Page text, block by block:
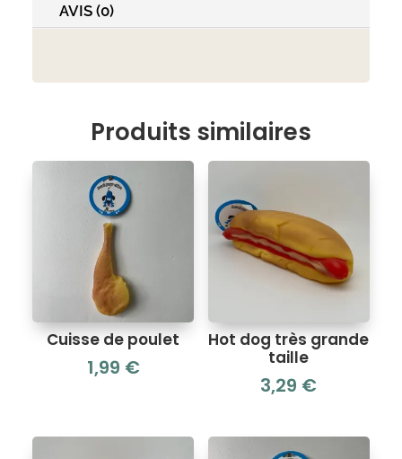
AVIS (0)
Produits similaires
Cuisse de poulet
1,99 €
Hot dog très grande
taille
3,29 €